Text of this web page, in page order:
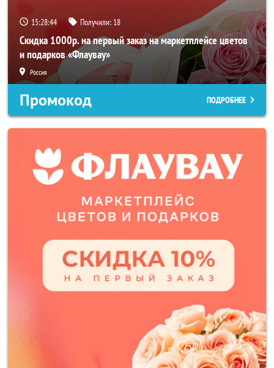
15:28:42 Получили: 18
Скидка 1000р. на первый заказ на маркетплейсе цветов
и подарков «Флаувау»
Россия
Промокод ПОДРОБНЕЕ